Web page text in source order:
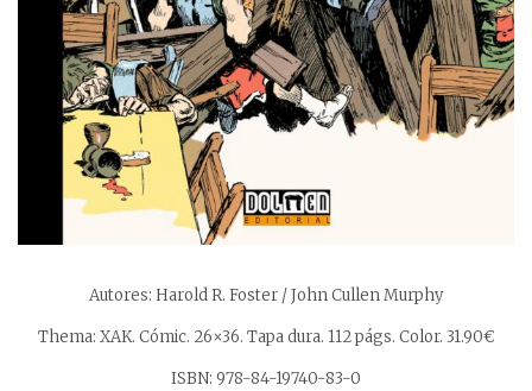
Autores: Harold R. Foster / John Cullen Murphy
Thema: XAK. Cómic. 26×36. Tapa dura. 112 págs. Color. 31.90€
ISBN: 978-84-19740-83-0